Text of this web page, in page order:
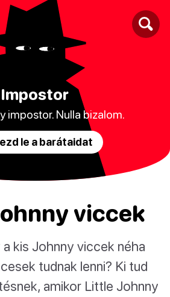
Impostor
impostor. Nulla bizalom.
le a barátaidat
viccek
kis Johnny viccek néha
tudnak lenni? Ki tud
amikor Little Johnny